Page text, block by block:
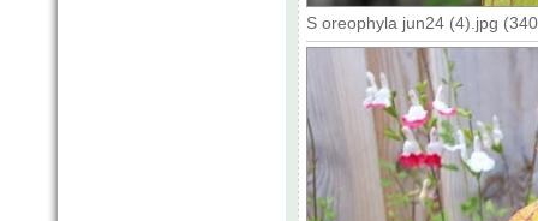
S oreophyla jun24 (4).jpg